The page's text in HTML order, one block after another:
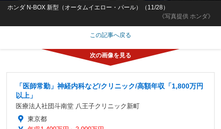
《写真提供 ホンダ》
ホンダ N-BOX 新型（オータムイエロー・パール）（11/28）
この記事へ戻る
「医師常勤」神経内科など/クリニック/高額年収「1,800万円
以上」
医療法人社団斗南堂 八王子クリニック新町
東京都